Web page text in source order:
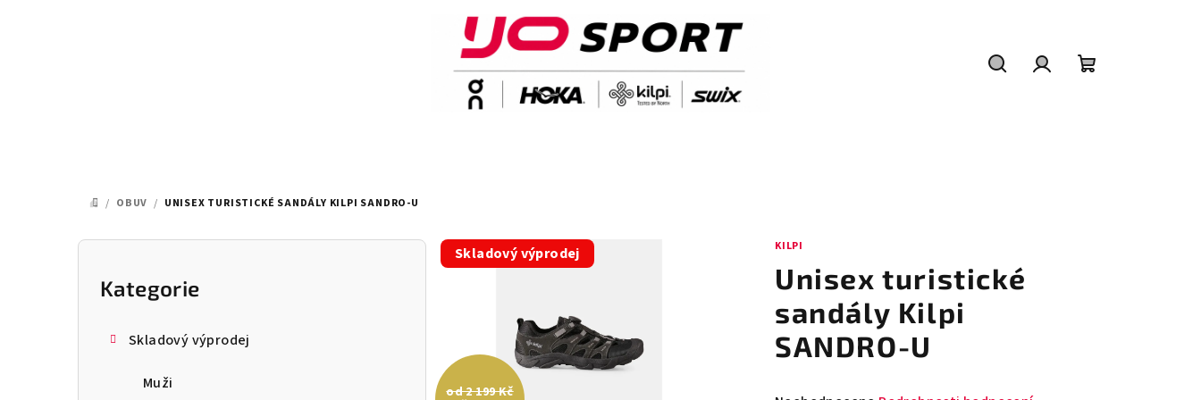
DOMŮ
/ OBUV / UNISEX TURISTICKÉ SANDÁLY KILPI SANDRO-U
P
Přeskočit
kategorie
Kategorie
Skladový výprodej
Muži
KILPI
Unisex turistické
sandály Kilpi
SANDRO-U
Skladový výprodej
od 2 199 Kč